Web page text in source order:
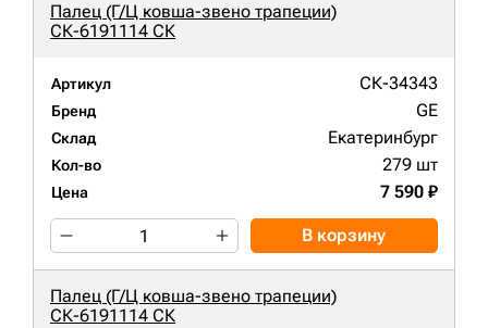
Палец (Г/Ц ковша-звено трапеции)
СК-6191114 СК
Артикул СК-34343
Бренд GE
Склад Екатеринбург
Кол-во 279 шт
Цена 7 590 ₽
В корзину
Палец (Г/Ц ковша-звено трапеции)
СК-6191114 СК